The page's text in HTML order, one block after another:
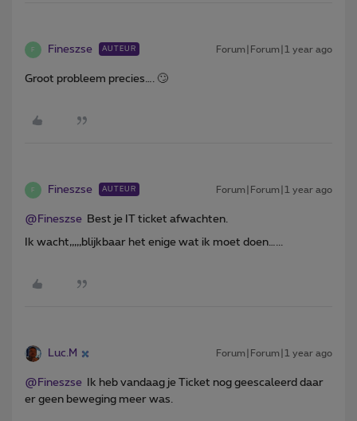
F Fineszse AUTEUR Forum|Forum|1 year ago
Groot probleem precies…. 🙄
F Fineszse AUTEUR Forum|Forum|1 year ago
@Fineszse Best je IT ticket afwachten.
Ik wacht,,,,,blijkbaar het enige wat ik moet doen…...
Luc.M Forum|Forum|1 year ago
@Fineszse Ik heb vandaag je Ticket nog geescaleerd daar
er geen beweging meer was.